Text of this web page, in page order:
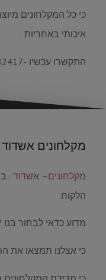
כי כל המקלחונים
איכותי באחריות .
התקשרו עכשיו -03-9382417
מקלחונים אשדוד
מקלחונים– אשדוד.
הלקוח.
מדוע כדאי לבחור בנו
כי אצלנו תמצאו את